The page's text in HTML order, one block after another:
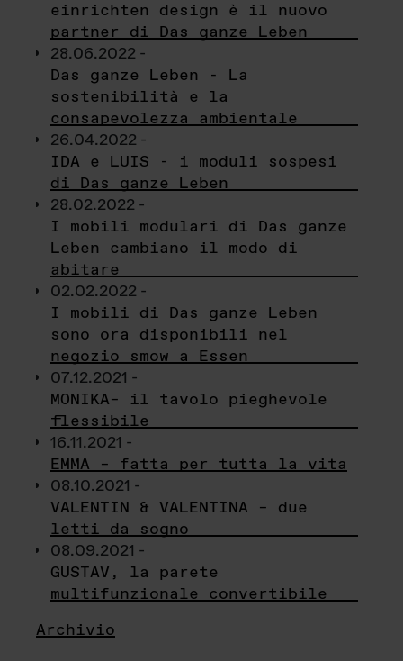
einrichten design è il nuovo
partner di Das ganze Leben
28.06.2022 -
Das ganze Leben - La
sostenibilità e la
consapevolezza ambientale
26.04.2022 -
IDA e LUIS - i moduli sospesi
di Das ganze Leben
28.02.2022 -
I mobili modulari di Das ganze
Leben cambiano il modo di
abitare
02.02.2022 -
I mobili di Das ganze Leben
sono ora disponibili nel
negozio smow a Essen
07.12.2021 -
MONIKA– il tavolo pieghevole
flessibile
16.11.2021 -
EMMA – fatta per tutta la vita
08.10.2021 -
VALENTIN & VALENTINA – due
letti da sogno
08.09.2021 -
GUSTAV, la parete
multifunzionale convertibile
Archivio